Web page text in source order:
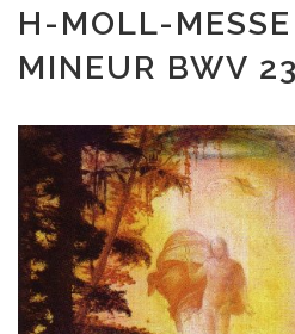
H-MOLL-
MINEUR BWV